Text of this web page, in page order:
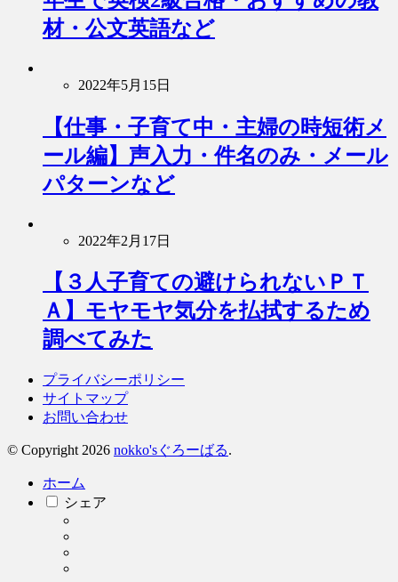
材・公文英語など
2022年5月15日
【仕事・子育て中・主婦の時短術メ
ール編】声入力・件名のみ・メール
パターンなど
2022年2月17日
【３人子育ての避けられないＰＴ
Ａ】モヤモヤ気分を払拭するため
調べてみた
プライバシーポリシー
サイトマップ
お問い合わせ
© Copyright 2026 nokko'sぐろーばる.
ホーム
シェア